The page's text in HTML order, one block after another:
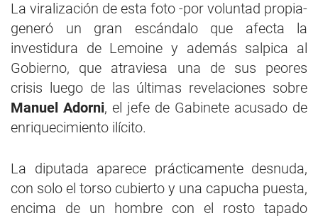
La viralización de esta foto -por voluntad propia-
generó un gran escándalo que afecta la
investidura de Lemoine y además salpica al
Gobierno, que atraviesa una de sus peores
crisis luego de las últimas revelaciones sobre
Manuel Adorni, el jefe de Gabinete acusado de
enriquecimiento ilícito.
La diputada aparece prácticamente desnuda,
con solo el torso cubierto y una capucha puesta,
encima de un hombre con el rosto tapado